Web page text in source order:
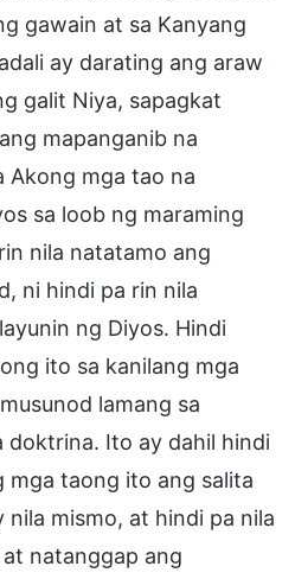
gawain at sa Kanyang
ay darating ang araw
galit Niya, sapagkat
mapanganib na
Akong mga tao na
sa loob ng maraming
nila natatamo ang
ni hindi pa rin nila
ng Diyos. Hindi
ito sa kanilang mga
lamang sa
doktrina. Ito ay dahil hindi
mga taong ito ang salita
nila mismo, at hindi pa nila
natanggap ang